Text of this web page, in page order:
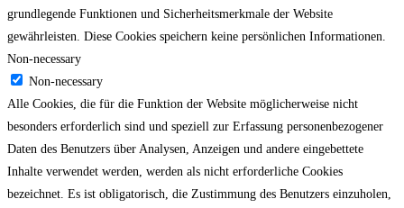
grundlegende Funktionen und Sicherheitsmerkmale der Website
gewährleisten. Diese Cookies speichern keine persönlichen Informationen.
Non-necessary
Non-necessary
Alle Cookies, die für die Funktion der Website möglicherweise nicht
besonders erforderlich sind und speziell zur Erfassung personenbezogener
Daten des Benutzers über Analysen, Anzeigen und andere eingebettete
Inhalte verwendet werden, werden als nicht erforderliche Cookies
bezeichnet. Es ist obligatorisch, die Zustimmung des Benutzers einzuholen,